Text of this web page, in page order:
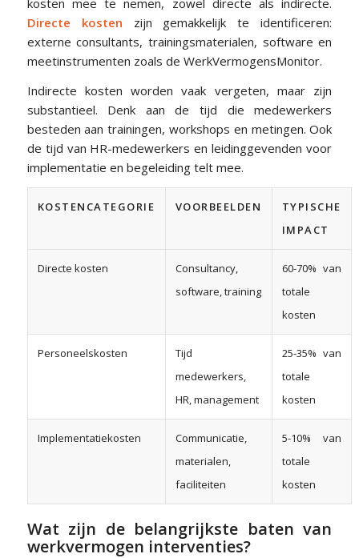
kosten mee te nemen, zowel directe als indirecte.
Directe kosten zijn gemakkelijk te identificeren:
externe consultants, trainingsmaterialen, software en
meetinstrumenten zoals de WerkVermogensMonitor.
Indirecte kosten worden vaak vergeten, maar zijn
substantieel. Denk aan de tijd die medewerkers
besteden aan trainingen, workshops en metingen. Ook
de tijd van HR-medewerkers en leidinggevenden voor
implementatie en begeleiding telt mee.
KOSTENCATEGORIE VOORBEELDEN
TYPISCHE
IMPACT
Directe kosten
Consultancy,
software, training
60-70% van
totale
kosten
Personeelskosten
Tijd
medewerkers,
HR, management
25-35% van
totale
kosten
Implementatiekosten
Communicatie,
materialen,
faciliteiten
5-10% van
totale
kosten
Wat zijn de belangrijkste baten van
werkvermogen interventies?